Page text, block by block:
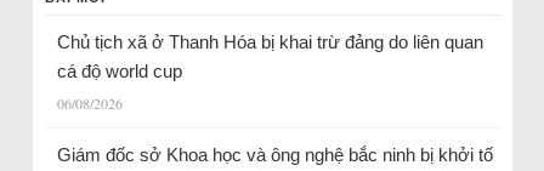
Chủ tịch xã ở Thanh Hóa bị khai trừ đảng do liên quan
cá độ world cup
06/08/2026
Giám đốc sở Khoa học và ông nghệ bắc ninh bị khởi tố